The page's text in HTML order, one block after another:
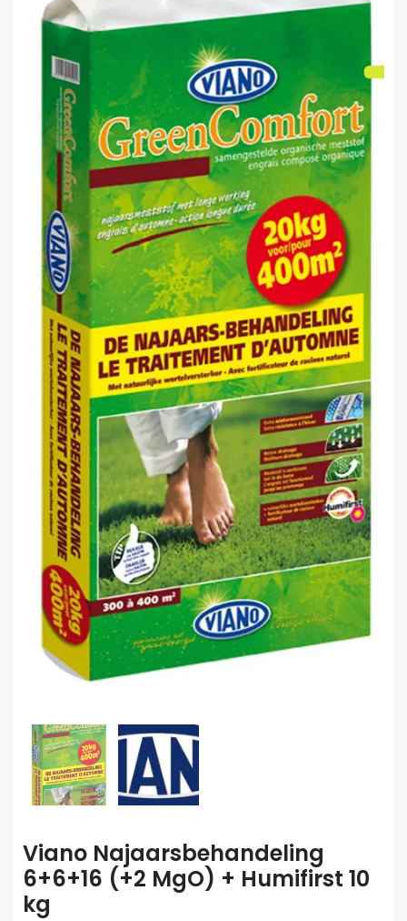
Viano Najaarsbehandeling
6+6+16 (+2 MgO) + Humifirst 10
kg